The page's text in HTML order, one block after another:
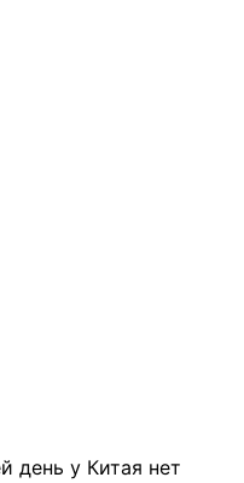
день у Китая нет